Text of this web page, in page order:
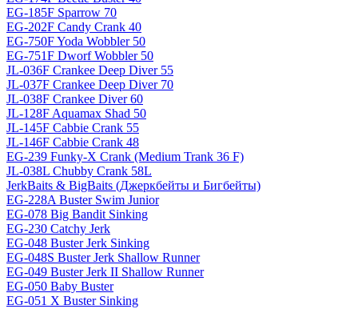
EG-185F Sparrow 70
EG-202F Candy Crank 40
EG-750F Yoda Wobbler 50
EG-751F Dworf Wobbler 50
JL-036F Crankee Deep Diver 55
JL-037F Crankee Deep Diver 70
JL-038F Crankee Diver 60
JL-128F Aquamax Shad 50
JL-145F Cabbie Crank 55
JL-146F Cabbie Crank 48
EG-239 Funky-X Crank (Medium Trank 36 F)
JL-038L Chubby Crank 58L
JerkBaits & BigBaits (Джеркбейты и Бигбейты)
EG-228A Buster Swim Junior
EG-078 Big Bandit Sinking
EG-230 Catchy Jerk
EG-048 Buster Jerk Sinking
EG-048S Buster Jerk Shallow Runner
EG-049 Buster Jerk II Shallow Runner
EG-050 Baby Buster
EG-051 X Buster Sinking